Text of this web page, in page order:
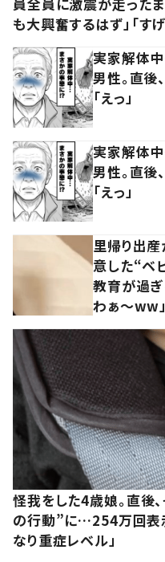
も大興奮するはず」「すげ
実家解体
男性。直
「えっ」
実家解体
男性。直
「えっ」
里帰り出
意した“ベ
教育が過ぎ
わぁ～ww」
怪我をした4歳娘。直後
の行動”に…254万回表示
なり重症レベル」